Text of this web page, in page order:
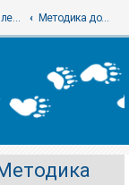
Ссавці - Млекопитающие Методика досліджень - Методика исследований